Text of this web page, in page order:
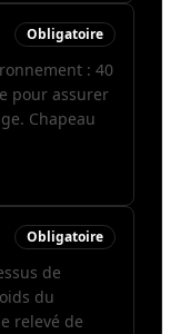
Obligatoire
: 40
pour assurer
Chapeau
Obligatoire
de
du
relevé de